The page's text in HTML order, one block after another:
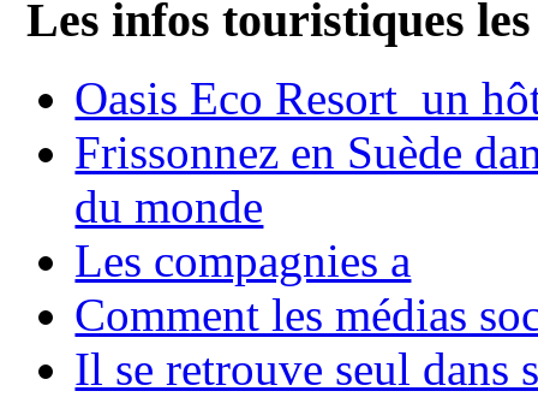
Les infos touristiques
Oasis Eco Resort un
Frissonnez en Suède
du monde
Les compagnies a
Comment les médias
Il se retrouve seul dans